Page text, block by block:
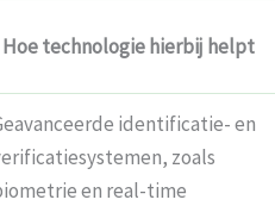
Hoe technologie hierbij helpt
identificatie- en
zoals
en real-time